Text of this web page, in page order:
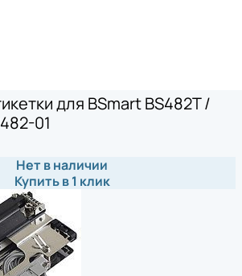
для BSmart BS482T /
01
Нет в наличии
Купить в 1 клик